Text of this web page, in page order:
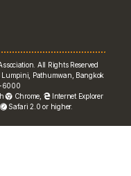
All Rights Reserved
Lumpini, Pathumwan, Bangkok
6000
Chrome
Internet Explorer
Safari 2.0 or higher.